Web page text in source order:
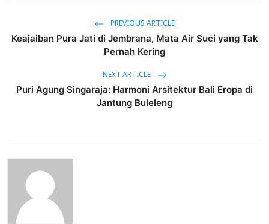
PREVIOUS ARTICLE
Keajaiban Pura Jati di Jembrana, Mata Air Suci yang Tak
Pernah Kering
NEXT ARTICLE
Puri Agung Singaraja: Harmoni Arsitektur Bali Eropa di
Jantung Buleleng